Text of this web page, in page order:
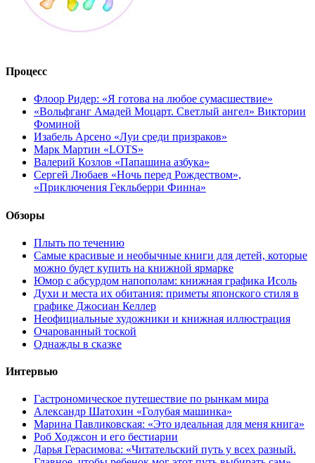
Процесс
Флоор Ридер: «Я готова на любое сумасшествие»
«Вольфганг Амадей Моцарт. Светлый ангел» Виктории
Фоминой
Изабель Арсено «Луи среди призраков»
Марк Мартин «LOTS»
Валерий Козлов «Папашина азбука»
Сергей Любаев «Ночь перед Рождеством»,
«Приключения Гекльберри Финна»
Обзоры
Плыть по течению
Самые красивые и необычные книги для детей, которые
можно будет купить на книжной ярмарке
Юмор с абсурдом напополам: книжная графика Исоль
Духи и места их обитания: приметы японского стиля в
графике Джосиан Келлер
Неофициальные художники и книжная иллюстрация
Очарованный тоской
Однажды в сказке
Интервью
Гастрономическое путешествие по рынкам мира
Александр Шатохин «Голубая машинка»
Марина Павликовская: «Это идеальная для меня книга»
Роб Ходжсон и его бестиарии
Дарья Герасимова: «Читательский путь у всех разный.